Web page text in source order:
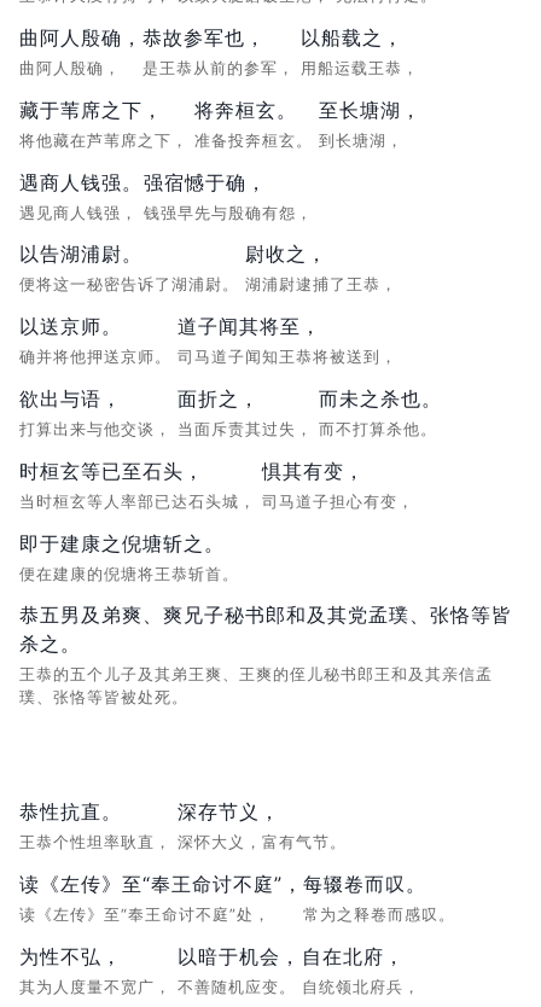
曲阿人殷确，
曲阿人殷确，
恭故参军也，
是王恭从前的参军，
以船载之，
用船运载王恭，
藏于苇席之下，
将他藏在芦苇席之下，
将奔桓玄。
准备投奔桓玄。
至长塘湖，
到长塘湖，
遇商人钱强。
遇见商人钱强，
强宿憾于确，
钱强早先与殷确有怨，
以告湖浦尉。
便将这一秘密告诉了湖浦尉。
尉收之，
湖浦尉逮捕了王恭，
以送京师。
确并将他押送京师。
道子闻其将至，
司马道子闻知王恭将被送到，
欲出与语，
打算出来与他交谈，
面折之，
当面斥责其过失，
而未之杀也。
而不打算杀他。
时桓玄等已至石头，
当时桓玄等人率部已达石头城，
惧其有变，
司马道子担心有变，
即于建康之倪塘斩之。
便在建康的倪塘将王恭斩首。
恭五男及弟爽、爽兄子秘书郎和及其党孟璞、张恪等皆
杀之。
王恭的五个儿子及其弟王爽、王爽的侄儿秘书郎王和及其亲信孟
璞、张恪等皆被处死。
恭性抗直。
王恭个性坦率耿直，
深存节义，
深怀大义，富有气节。
读《左传》至“奉王命讨不庭”，
读《左传》至“奉王命讨不庭”处，
每辍卷而叹。
常为之释卷而感叹。
为性不弘，
其为人度量不宽广，
以暗于机会，
不善随机应变。
自在北府，
自统领北府兵，